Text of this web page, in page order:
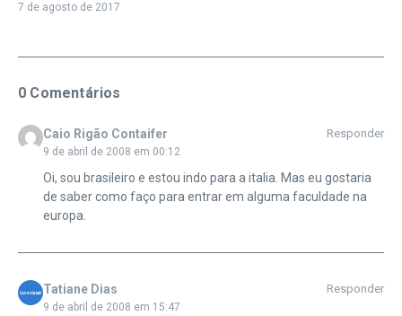
7 de agosto de 2017
0 Comentários
Caio Rigão Contaifer
9 de abril de 2008 em 00:12
Responder
Oi, sou brasileiro e estou indo para a italia. Mas eu gostaria
de saber como faço para entrar em alguma faculdade na
europa.
Tatiane Dias
9 de abril de 2008 em 15:47
Responder